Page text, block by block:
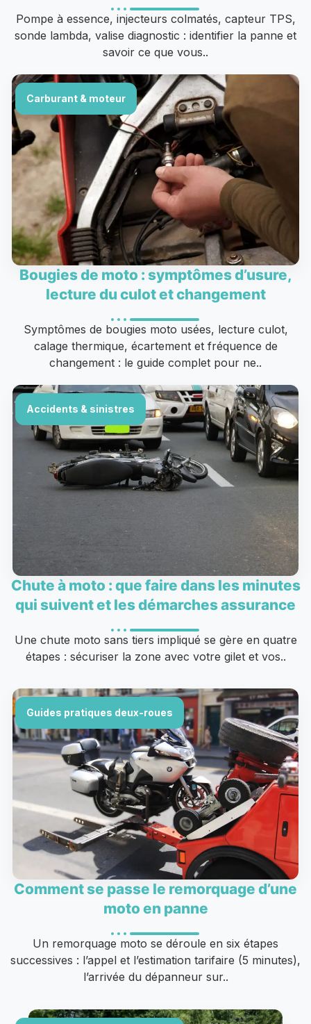
Pompe à essence, injecteurs colmatés, capteur TPS,
sonde lambda, valise diagnostic : identifier la panne et
savoir ce que vous..
Carburant & moteur
Bougies de moto : symptômes d’usure,
lecture du culot et changement
Symptômes de bougies moto usées, lecture culot,
calage thermique, écartement et fréquence de
changement : le guide complet pour ne..
Accidents & sinistres
Chute à moto : que faire dans les minutes
qui suivent et les démarches assurance
Une chute moto sans tiers impliqué se gère en quatre
étapes : sécuriser la zone avec votre gilet et vos..
Guides pratiques deux-roues
Comment se passe le remorquage d’une
moto en panne
Un remorquage moto se déroule en six étapes
successives : l’appel et l’estimation tarifaire (5 minutes),
l’arrivée du dépanneur sur..